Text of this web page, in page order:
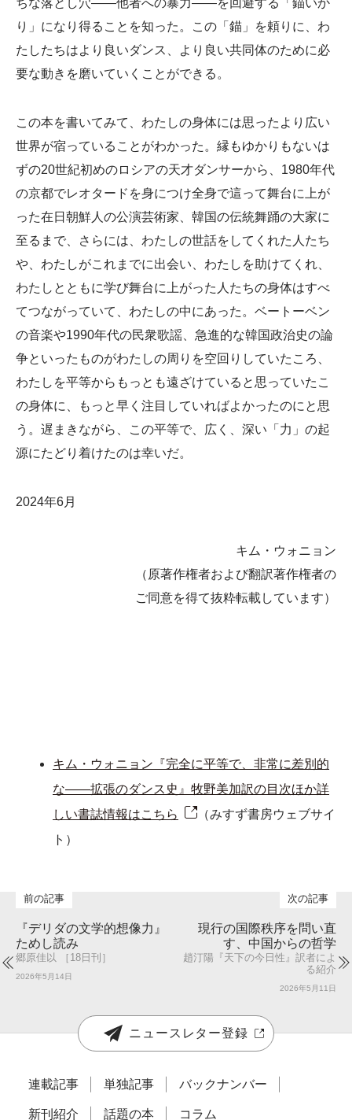
り」になり得ることを知った。この「錨」を頼りに、わ
たしたちはより良いダンス、より良い共同体のために必
要な動きを磨いていくことができる。
この本を書いてみて、わたしの身体には思ったより広い
世界が宿っていることがわかった。縁もゆかりもないは
ずの20世紀初めのロシアの天才ダンサーから、1980年代
の京都でレオタードを身につけ全身で這って舞台に上が
った在日朝鮮人の公演芸術家、韓国の伝統舞踊の大家に
至るまで、さらには、わたしの世話をしてくれた人たち
や、わたしがこれまでに出会い、わたしを助けてくれ、
わたしとともに学び舞台に上がった人たちの身体はすべ
てつながっていて、わたしの中にあった。ベートーベン
の音楽や1990年代の民衆歌謡、急進的な韓国政治史の論
争といったものがわたしの周りを空回りしていたころ、
わたしを平等からもっとも遠ざけていると思っていたこ
の身体に、もっと早く注目していればよかったのにと思
う。遅まきながら、この平等で、広く、深い「力」の起
源にたどり着けたのは幸いだ。
2024年6月
キム・ウォニョン
（原著作権者および翻訳著作権者の
ご同意を得て抜粋転載しています）
キム・ウォニョン『完全に平等で、非常に差別的
な――拡張のダンス史』牧野美加訳の目次ほか詳
しい書誌情報はこちら
（みすず書房ウェブサイ
ト）
『デリダの文学的想像力』
ためし読み
郷原佳以 ［18日刊］
2026年5月14日
現行の国際秩序を問い直
す、中国からの哲学
趙汀陽『天下の今日性』訳者によ
る紹介
2026年5月11日
ニュースレター登録
連載記事 単独記事 バックナンバー
新刊紹介 話題の本 コラム